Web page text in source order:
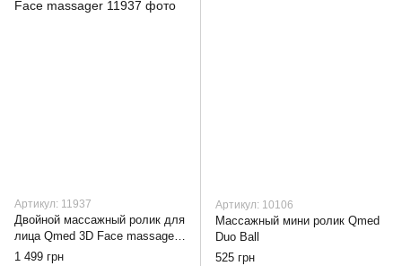
Артикул: 11937
Двойной массажный ролик для
лица Qmed 3D Face massager,
Silver
1 499 грн
Артикул: 10106
Массажный мини ролик Qmed
Duo Ball
525 грн